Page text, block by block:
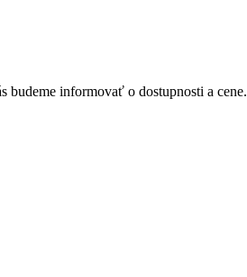
budeme informovať o dostupnosti a cene.